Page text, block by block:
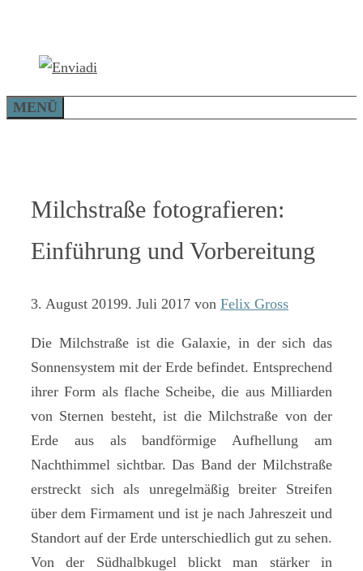
springen
MENÜ
Milchstraße fotografieren:
Einführung und Vorbereitung
3. August 20199. Juli 2017 von Felix Gross
Die Milchstraße ist die Galaxie, in der sich das
Sonnensystem mit der Erde befindet. Entsprechend
ihrer Form als flache Scheibe, die aus Milliarden
von Sternen besteht, ist die Milchstraße von der
Erde aus als bandförmige Aufhellung am
Nachthimmel sichtbar. Das Band der Milchstraße
erstreckt sich als unregelmäßig breiter Streifen
über dem Firmament und ist je nach Jahreszeit und
Standort auf der Erde unterschiedlich gut zu sehen.
Von der Südhalbkugel blickt man stärker in